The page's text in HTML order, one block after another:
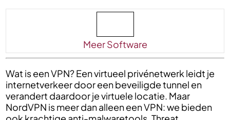
Meer Software
Wat is een VPN? Een virtueel privénetwerk leidt je
internetverkeer door een beveiligde tunnel en
verandert daardoor je virtuele locatie. Maar
NordVPN is meer dan alleen een VPN: we bieden